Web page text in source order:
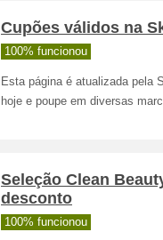
Cupões válidos na
100% funcionou
Esta página é atualizada pela
hoje e poupe em diversas
Seleção Clean
desconto
100% funcionou